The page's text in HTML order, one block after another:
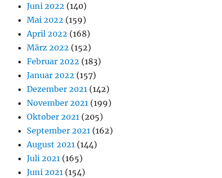
Juni 2022 (140)
Mai 2022 (159)
April 2022 (168)
März 2022 (152)
Februar 2022 (183)
Januar 2022 (157)
Dezember 2021 (142)
November 2021 (199)
Oktober 2021 (205)
September 2021 (162)
August 2021 (144)
Juli 2021 (165)
Juni 2021 (154)